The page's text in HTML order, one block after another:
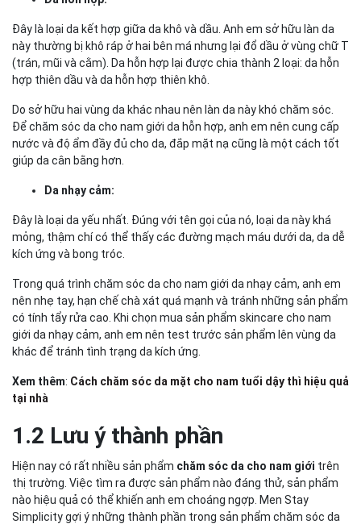
Đây là loại da kết hợp giữa da khô và dầu. Anh em sở hữu làn da
này thường bị khô ráp ở hai bên má nhưng lại đổ dầu ở vùng chữ T
(trán, mũi và cằm). Da hỗn hợp lại được chia thành 2 loại: da hỗn
hợp thiên dầu và da hỗn hợp thiên khô.
Do sở hữu hai vùng da khác nhau nên làn da này khó chăm sóc.
Để chăm sóc da cho nam giới da hỗn hợp, anh em nên cung cấp
nước và độ ẩm đầy đủ cho da, đắp mặt nạ cũng là một cách tốt
giúp da cân bằng hơn.
Da nhạy cảm:
Đây là loại da yếu nhất. Đúng với tên gọi của nó, loại da này khá
mỏng, thậm chí có thể thấy các đường mạch máu dưới da, da dễ
kích ứng và bong tróc.
Trong quá trình chăm sóc da cho nam giới da nhạy cảm, anh em
nên nhẹ tay, hạn chế chà xát quá mạnh và tránh những sản phẩm
có tính tẩy rửa cao. Khi chọn mua sản phẩm skincare cho nam
giới da nhạy cảm, anh em nên test trước sản phẩm lên vùng da
khác để tránh tình trạng da kích ứng.
Xem thêm: Cách chăm sóc da mặt cho nam tuổi dậy thì hiệu quả
tại nhà
1.2 Lưu ý thành phần
Hiện nay có rất nhiều sản phẩm chăm sóc da cho nam giới trên
thị trường. Việc tìm ra được sản phẩm nào đáng thử, sản phẩm
nào hiệu quả có thể khiến anh em choáng ngợp. Men Stay
Simplicity gợi ý những thành phần trong sản phẩm chăm sóc da